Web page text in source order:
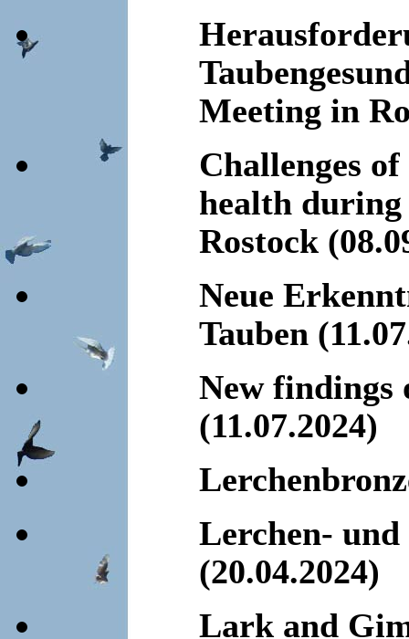
Meeting in
Challenges
health
Rostock
Neue
Tauben
New findings
(11.07.2024)
Lerchen-
(20.04.2024)
Lark and